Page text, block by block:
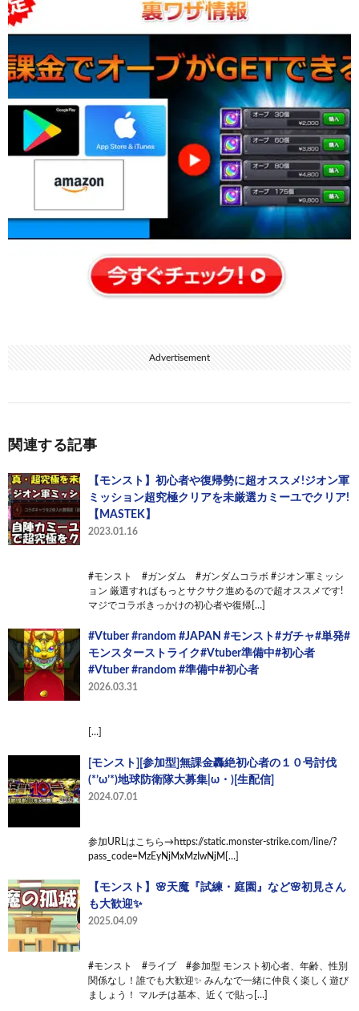
Advertisement
関連する記事
【モンスト】初心者や復帰勢に超オススメ!ジオン軍
ミッション超究極クリアを未厳選カミーユでクリア!
【MASTEK】
2023.01.16
#モンスト #ガンダム #ガンダムコラボ #ジオン軍ミッシ
ョン 厳選すればもっとサクサク進めるので超オススメです!
マジでコラボきっかけの初心者や復帰[…]
#Vtuber #random #JAPAN #モンスト#ガチャ#単発#
モンスターストライク#Vtuber準備中#初心者
#Vtuber #random #準備中#初心者
2026.03.31
[…]
[モンスト][参加型]無課金轟絶初心者の１０号討伐
(*’ω’*)地球防衛隊大募集|ω・)[生配信]
2024.07.01
参加URLはこちら→https://static.monster-strike.com/line/?
pass_code=MzEyNjMxMzIwNjM[…]
【モンスト】🌸天魔『試練・庭園』など🌸初見さん
も大歓迎✨
2025.04.09
#モンスト #ライブ #参加型 モンスト初心者、年齢、性別
関係なし！誰でも大歓迎✨ みんなで一緒に仲良く楽しく遊び
ましょう！ マルチは基本、近くで貼っ[…]